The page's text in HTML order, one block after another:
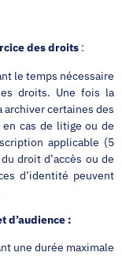
des droits :
le temps nécessaire
droits. Une fois la
archiver certaines des
cas de litige ou de
applicable (5
droit d’accès ou de
d’identité peuvent
d’audience :
une durée maximale